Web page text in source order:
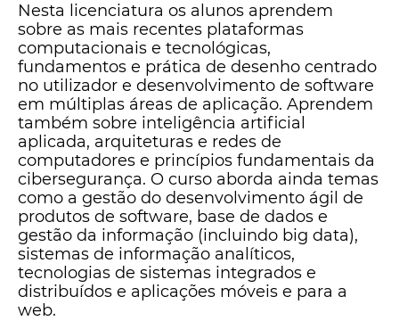
Nesta licenciatura os alunos aprendem
sobre as mais recentes plataformas
computacionais e tecnológicas,
fundamentos e prática de desenho centrado
no utilizador e desenvolvimento de software
em múltiplas áreas de aplicação. Aprendem
também sobre inteligência artificial
aplicada, arquiteturas e redes de
computadores e princípios fundamentais da
cibersegurança. O curso aborda ainda temas
como a gestão do desenvolvimento ágil de
produtos de software, base de dados e
gestão da informação (incluindo big data),
sistemas de informação analíticos,
tecnologias de sistemas integrados e
distribuídos e aplicações móveis e para a
web.